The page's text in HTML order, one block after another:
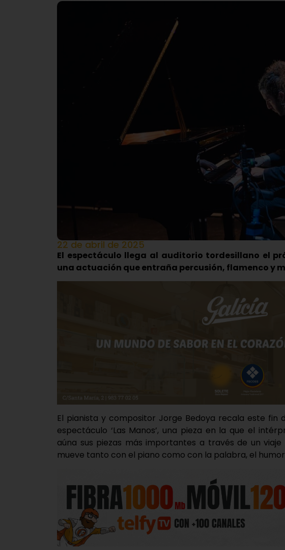
22 de abril de 2025
El espectáculo llega al auditorio tordesillano el
una actuación que entraña percusión, flamenco y
El pianista y compositor Jorge Bedoya recala este fin
espectáculo ‘Las Manos’, una pieza en la que el
aúna sus piezas más importantes a través de un
mueve tanto con el piano como con la palabra, el